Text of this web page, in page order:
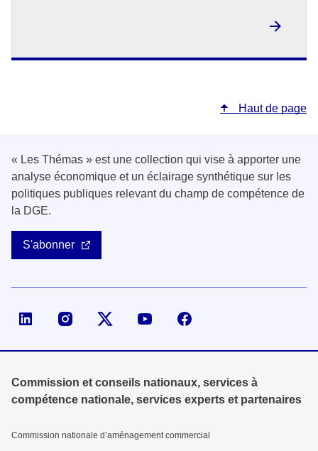
Haut de page
« Les Thémas » est une collection qui vise à apporter une
analyse économique et un éclairage synthétique sur les
politiques publiques relevant du champ de compétence de
la DGE.
S'abonner
Page LinkedIn de la DGECompte X (ex-Twitter) de la DGE
Commission et conseils nationaux, services à
compétence nationale, services experts et partenaires
Commission nationale d’aménagement commercial